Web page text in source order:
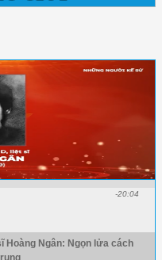
-20:04
Hoàng Ngân: Ngọn lửa cách